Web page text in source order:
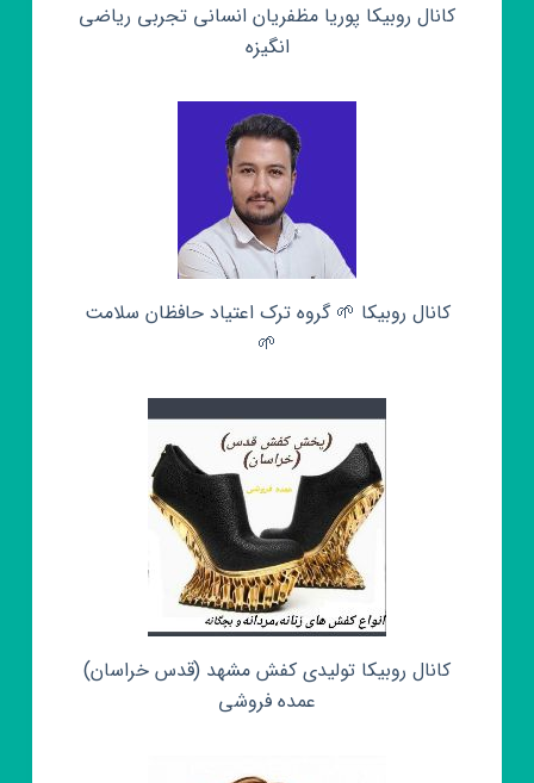
کانال روبیکا پوریا مظفریان انسانی تجربی ریاضی
انگیزه
کانال روبیکا 🌱 گروه ترک اعتیاد حافظان سلامت
🌱
کانال روبیکا تولیدی کفش مشهد (قدس خراسان)
عمده فروشی